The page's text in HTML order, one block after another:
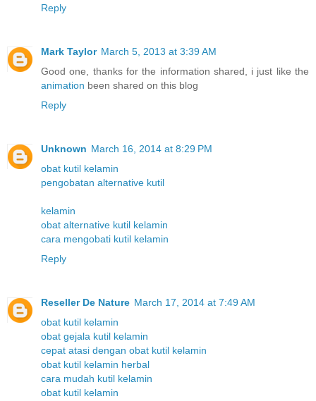
Reply
Mark Taylor March 5, 2013 at 3:39 AM
Good one, thanks for the information shared, i just like the
animation been shared on this blog
Reply
Unknown March 16, 2014 at 8:29 PM
obat kutil kelamin
pengobatan alternative kutil
kelamin
obat alternative kutil kelamin
cara mengobati kutil kelamin
Reply
Reseller De Nature March 17, 2014 at 7:49 AM
obat kutil kelamin
obat gejala kutil kelamin
cepat atasi dengan obat kutil kelamin
obat kutil kelamin herbal
cara mudah kutil kelamin
obat kutil kelamin